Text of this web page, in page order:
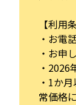
【利用
・お電
・お申
・2026
・1か
常価格